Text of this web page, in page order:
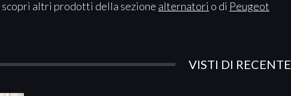
scopri altri prodotti della sezione alternatori o di Peugeot
VISTI DI RECENTE